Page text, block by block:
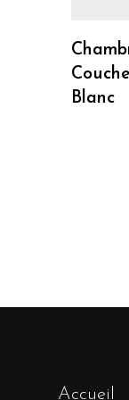
Blanc
Accueil